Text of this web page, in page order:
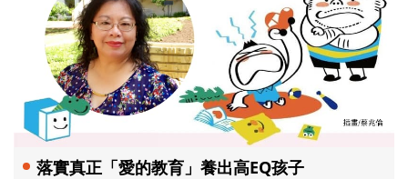
落實真正「愛的教育」養出高EQ孩子